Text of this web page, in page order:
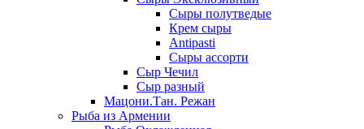
Сыры полутведые
Крем сыры
Antipasti
Сыры ассорти
Сыр Чечил
Сыр разный
Мацони.Тан. Режан
Рыба из Армении